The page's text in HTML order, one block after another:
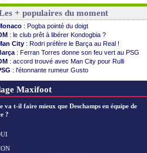
OM: un nouveau prétendant pour Højbjerg
Brest: un gardien norvégien en approche ?
OM: McCourt a versé 120 M€ en 2026
PSG: 4 retours dans le groupe face à Man Utd ...
Nice: Kevin Carlos va partir en Italie
L1: prison avec sursis requis contre un arbitre
Leganés: c'est signé pour Luca Zidane (off.)
Atletico: Ruggeri en route pour Aston Villa
Monaco: Filipe Luis soutient Biereth
PSG : Nsoki va signer en Croatie
Real: Mastantuono prêté à la Fiorentina (off.)
Man City
Palace
+ populaires du moment
: Pogba pointé du doigt
: le club prêt à libérer Kondogbia ?
City : Rodri préfère le Barça au Real !
: Ferran Torres donne son feu vert au PSG
: accord trouvé avec Man City pour Rulli
: l'étonnante rumeur Gusto
: Owori battu à mort à Kampala
Maxifoot
va t-il faire mieux que Deschamps en équipe de
?